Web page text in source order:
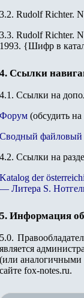
3.2. Rudolf Richter.
3.3. Rudolf Richter.
1993. {Шифр в
4. Ссылки
4.1. Ссылки на
Форум (обсудить
Сводный файловый
4.2. Ссылки на
Katalog der
— Литера S.
5. Информация
5.0.
является
(или аналогичными
сайте fox-notes.ru.